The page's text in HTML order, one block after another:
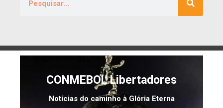
CONMEBOL Libertadores
Notícias do caminho à Glória Eterna